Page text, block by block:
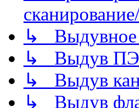
↳ Выдувное
↳ Выдув
↳ Выдув
↳ Выдув